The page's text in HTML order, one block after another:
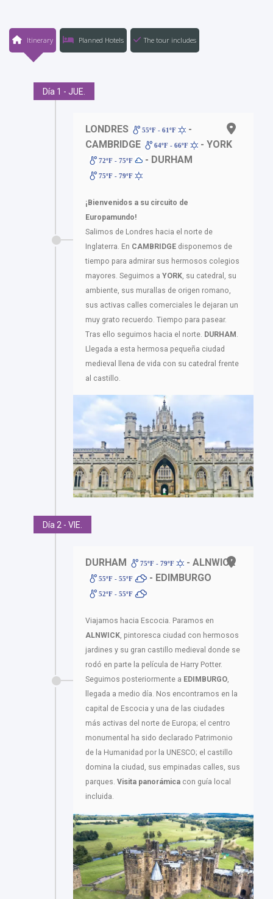
Itinerary Planned Hotels The tour includes
Día 1 - JUE.
LONDRES 55ºF - 61ºF
-
CAMBRIDGE
64ºF - 66ºF - YORK
72ºF - 75ºF - DURHAM
75ºF - 79ºF
¡Bienvenidos a su circuito de
Europamundo!
Salimos de Londres hacia el norte de
Inglaterra. En CAMBRIDGE disponemos de
tiempo para admirar sus hermosos colegios
mayores. Seguimos a YORK, su catedral, su
ambiente, sus murallas de origen romano,
sus activas calles comerciales le dejaran un
muy grato recuerdo. Tiempo para pasear.
Tras ello seguimos hacia el norte. DURHAM .
Llegada a esta hermosa pequeña ciudad
medieval llena de vida con su catedral frente
al castillo.
Día 2 - VIE.
DURHAM 75ºF - 79ºF - ALNWICK
55ºF - 55ºF - EDIMBURGO
52ºF - 55ºF
Viajamos hacia Escocia. Paramos en
ALNWICK, pintoresca ciudad con hermosos
jardines y su gran castillo medieval donde se
rodó en parte la película de Harry Potter.
Seguimos posteriormente a EDIMBURGO,
llegada a medio día. Nos encontramos en la
capital de Escocia y una de las ciudades
más activas del norte de Europa; el centro
monumental ha sido declarado Patrimonio
de la Humanidad por la UNESCO; el castillo
domina la ciudad, sus empinadas calles, sus
parques. Visita panorámica con guía local
incluida.